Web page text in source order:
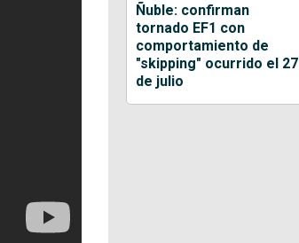
Ñuble: confirman
tornado EF1 con
comportamiento de
"skipping" ocurrido el 27
de julio